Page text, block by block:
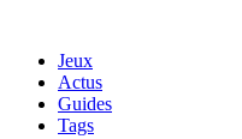
Jeux
Actus
Guides
Tags